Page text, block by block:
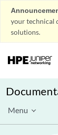
your technical
solutions.
Menu